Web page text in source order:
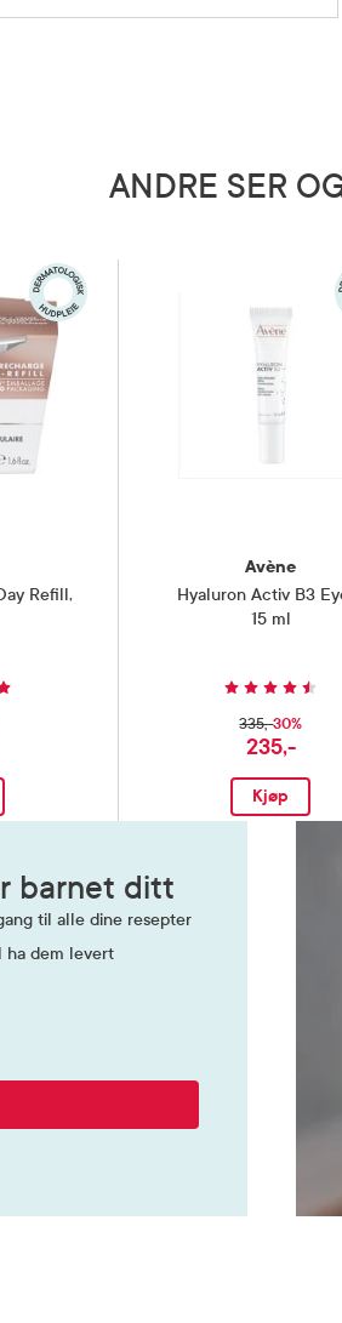
ANDRE SER
Refill,
Avène
Hyaluron Activ B3
15 ml
335,-30%
235,-
Kjøp
barnet ditt
til alle dine resepter
ha dem levert